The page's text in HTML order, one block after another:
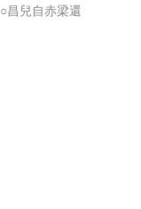
○昌兒自赤梁還